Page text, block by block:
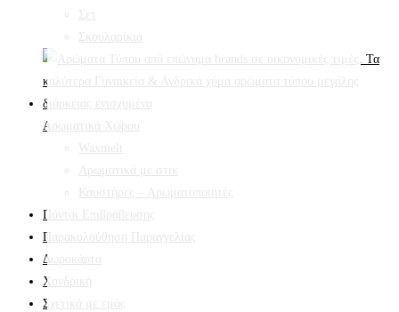
Σετ
Σκουλαρίκια
Αρωματικά Χώρου
Waxmelt
Αρωματικά με στικ
Καυστήρες – Αρωματοποιητές
Πόντοι Επιβράβευσης
Παρακολούθηση Παραγγελίας
Δωροκάρτα
Χονδρική
Σχετικά με εμάς